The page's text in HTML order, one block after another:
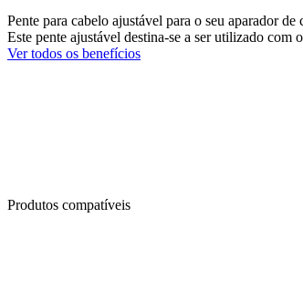
Pente para cabelo ajustável para o seu aparador de
Este pente ajustável destina-se a ser utilizado com
Ver todos os benefícios
Produtos compatíveis